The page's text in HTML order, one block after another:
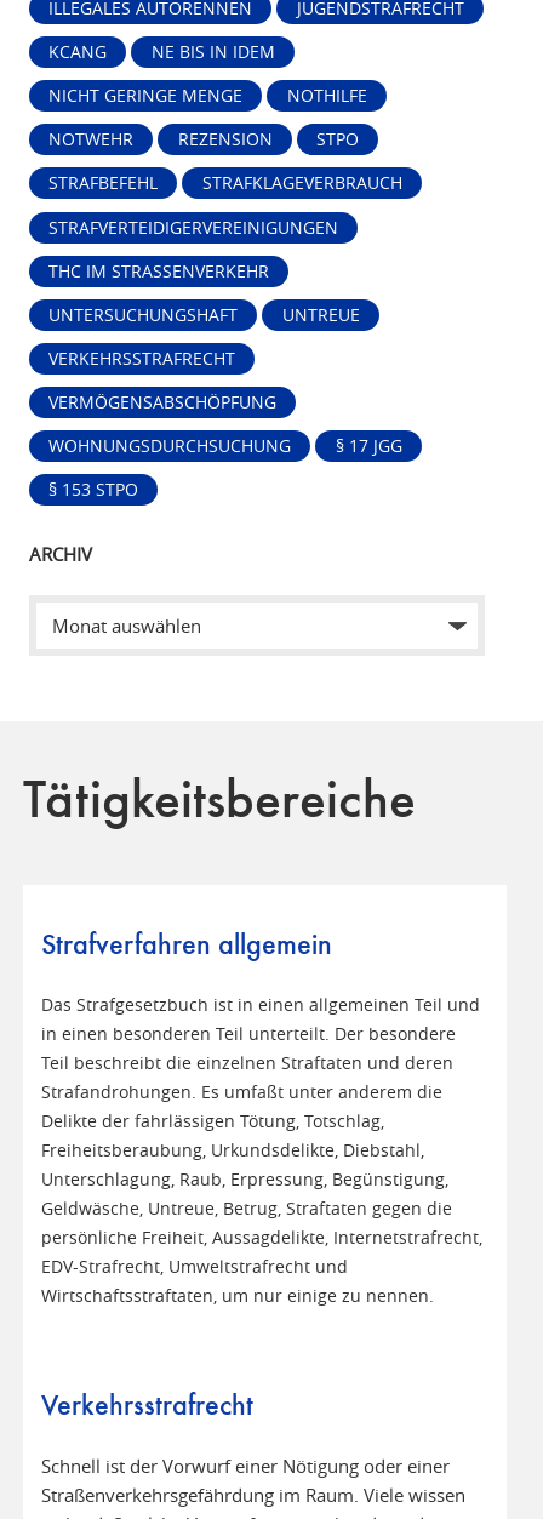
ILLEGALES AUTORENNEN JUGENDSTRAFRECHT
KCANG NE BIS IN IDEM
NICHT GERINGE MENGE NOTHILFE
NOTWEHR REZENSION STPO
STRAFBEFEHL STRAFKLAGEVERBRAUCH
STRAFVERTEIDIGERVEREINIGUNGEN
THC IM STRASSENVERKEHR
UNTERSUCHUNGSHAFT UNTREUE
VERKEHRSSTRAFRECHT
VERMÖGENSABSCHÖPFUNG
WOHNUNGSDURCHSUCHUNG § 17 JGG
§ 153 STPO
ARCHIV
Tätigkeitsbereiche
Strafverfahren allgemein
Das Strafgesetzbuch ist in einen allgemeinen Teil und
in einen besonderen Teil unterteilt. Der besondere
Teil beschreibt die einzelnen Straftaten und deren
Strafandrohungen. Es umfaßt unter anderem die
Delikte der fahrlässigen Tötung, Totschlag,
Freiheitsberaubung, Urkundsdelikte, Diebstahl,
Unterschlagung, Raub, Erpressung, Begünstigung,
Geldwäsche, Untreue, Betrug, Straftaten gegen die
persönliche Freiheit, Aussagdelikte, Internetstrafrecht,
EDV-Strafrecht, Umweltstrafrecht und
Wirtschaftsstraftaten, um nur einige zu nennen.
Verkehrsstrafrecht
Schnell ist der Vorwurf einer Nötigung oder einer
Straßenverkehrsgefährdung im Raum. Viele wissen